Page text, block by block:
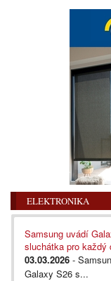
ELEKTRONIKA
Samsung uvádí
sluchátka pro každý
03.03.2026 -
Galaxy S26 s...